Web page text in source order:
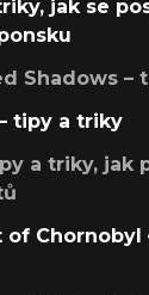
jak se
Shadows –
tipy a triky
a triky, jak
of